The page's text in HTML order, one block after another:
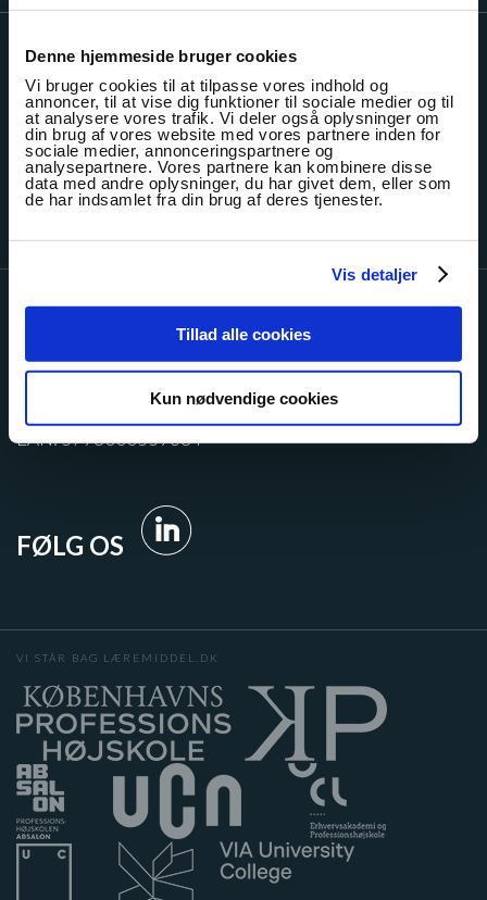
Denne hjemmeside bruger cookies
Vi bruger cookies til at tilpasse vores indhold og
annoncer, til at vise dig funktioner til sociale medier og til
at analysere vores trafik. Vi deler også oplysninger om
din brug af vores website med vores partnere inden for
sociale medier, annonceringspartnere og
analysepartnere. Vores partnere kan kombinere disse
data med andre oplysninger, du har givet dem, eller som
de har indsamlet fra din brug af deres tjenester.
Vis detaljer
Tillad alle cookies
Kun nødvendige cookies
Om Læremiddel.dk
Mød os
Nyheder
Nyhedsbrev
Kontakt
KONTAKT OS
Læremiddel.dk · Nationalt Videncenter for Læremidler
Niels Bohrs Allé 1 · 5230 Odense M · +45 63 18 40 24 ·
EAN: 5798000559684
FØLG OS
VI STÅR BAG LÆREMIDDEL.DK